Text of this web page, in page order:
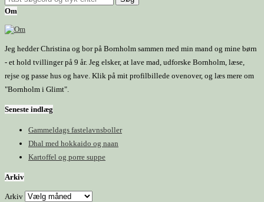
Om
Jeg hedder Christina og bor på Bornholm sammen med min mand og mine børn
- et hold tvillinger på 9 år. Jeg elsker, at lave mad, udforske Bornholm, læse,
rejse og passe hus og have. Klik på mit profilbillede ovenover, og læs mere om
"Bornholm i Glimt".
Seneste indlæg
Gammeldags fastelavnsboller
Dhal med hokkaido og naan
Kartoffel og porre suppe
Arkiv
Arkiv